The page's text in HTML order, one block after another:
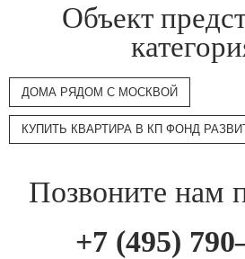
Объект
ДОМА РЯДОМ С МОСКВОЙ
КУПИТЬ КВАРТИРА В КП ФОНД
Позвоните нам
+7 (495)